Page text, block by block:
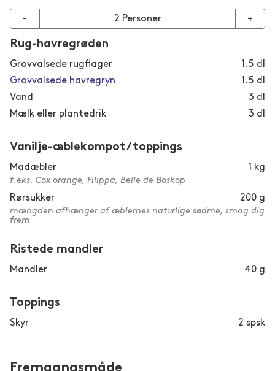
- 2 Personer +
Rug-havregrøden
Grovvalsede rugflager 1.5 dl
Grovvalsede havregryn
1.5 dl
Vand
3 dl
Mælk eller plantedrik
3 dl
Vanilje-æblekompot/toppings
Madæbler 1 kg
f.eks. Cox orange, Filippa, Belle de Boskop
Rørsukker 200 g
mængden afhænger af æblernes naturlige sødme, smag dig
frem
Ristede mandler
Mandler 40 g
Toppings
Skyr 2 spsk
Fremgangsmåde